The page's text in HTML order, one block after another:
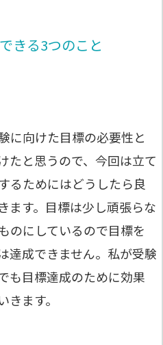
きる3つのこと
に向けた目標の必要性と
たと思うので、今回は立て
るためにはどうしたら良
ます。目標は少し頑張らな
のにしているので目標を
達成できません。私が受験
も目標達成のために効果
ます。